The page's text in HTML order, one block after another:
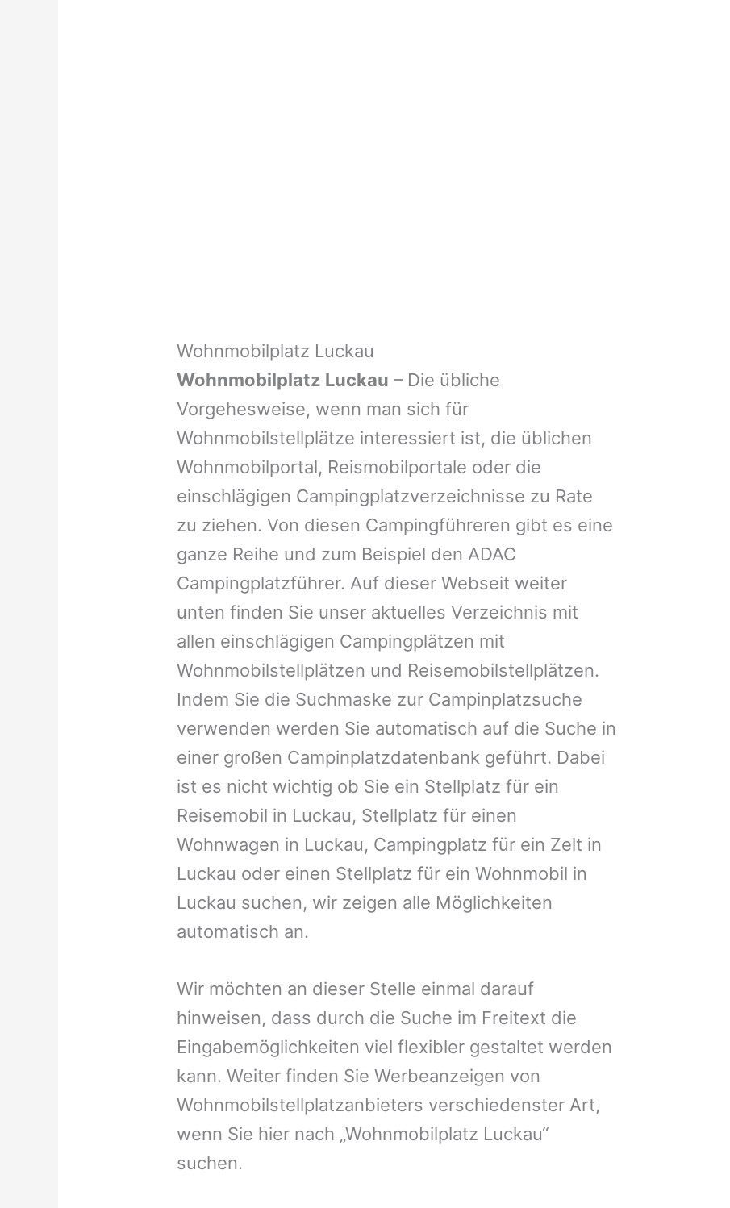
Wohnmobilplatz Luckau
Wohnmobilplatz Luckau – Die übliche
Vorgehesweise, wenn man sich für
Wohnmobilstellplätze interessiert ist, die üblichen
Wohnmobilportal, Reismobilportale oder die
einschlägigen Campingplatzverzeichnisse zu Rate
zu ziehen. Von diesen Campingführeren gibt es eine
ganze Reihe und zum Beispiel den ADAC
Campingplatzführer. Auf dieser Webseit weiter
unten finden Sie unser aktuelles Verzeichnis mit
allen einschlägigen Campingplätzen mit
Wohnmobilstellplätzen und Reisemobilstellplätzen.
Indem Sie die Suchmaske zur Campinplatzsuche
verwenden werden Sie automatisch auf die Suche in
einer großen Campinplatzdatenbank geführt. Dabei
ist es nicht wichtig ob Sie ein Stellplatz für ein
Reisemobil in Luckau, Stellplatz für einen
Wohnwagen in Luckau, Campingplatz für ein Zelt in
Luckau oder einen Stellplatz für ein Wohnmobil in
Luckau suchen, wir zeigen alle Möglichkeiten
automatisch an.
Wir möchten an dieser Stelle einmal darauf
hinweisen, dass durch die Suche im Freitext die
Eingabemöglichkeiten viel flexibler gestaltet werden
kann. Weiter finden Sie Werbeanzeigen von
Wohnmobilstellplatzanbieters verschiedenster Art,
wenn Sie hier nach „Wohnmobilplatz Luckau“
suchen.